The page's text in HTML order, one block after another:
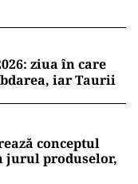
ziua în care
iar Taurii
conceptul
jurul produselor,